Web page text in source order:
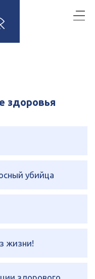
здоровья
убийца
жизни!